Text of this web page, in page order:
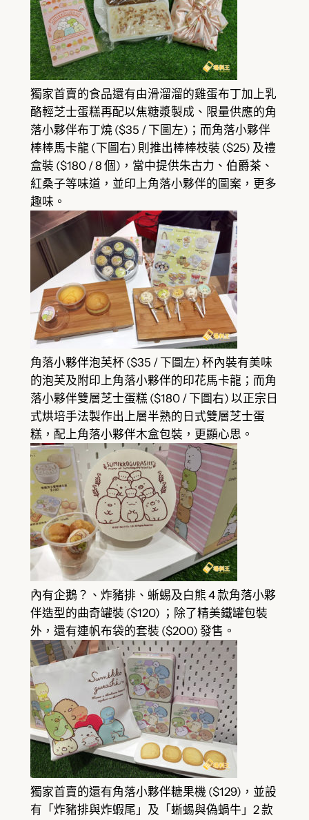
獨家首賣的食品還有由滑溜溜的雞蛋布丁加上乳
酪輕芝士蛋糕再配以焦糖漿製成、限量供應的角
落小夥伴布丁燒 ($35 / 下圖左)；而角落小夥伴
棒棒馬卡龍 (下圖右) 則推出棒棒枝裝 ($25) 及禮
盒裝 ($180 / 8 個)，當中提供朱古力、伯爵茶、
紅桑子等味道，並印上角落小夥伴的圖案，更多
趣味。
角落小夥伴泡芙杯 ($35 / 下圖左) 杯內裝有美味
的泡芙及附印上角落小夥伴的印花馬卡龍；而角
落小夥伴雙層芝士蛋糕 ($180 / 下圖右) 以正宗日
式烘培手法製作出上層半熟的日式雙層芝士蛋
糕，配上角落小夥伴木盒包裝，更顯心思。
內有企鵝？、炸豬排、蜥蜴及白熊 4 款角落小夥
伴造型的曲奇罐裝 ($120) ；除了精美鐵罐包裝
外，還有連帆布袋的套裝 ($200) 發售。
獨家首賣的還有角落小夥伴糖果機 ($129)，並設
有「炸豬排與炸蝦尾」及「蜥蜴與偽蝸牛」2 款